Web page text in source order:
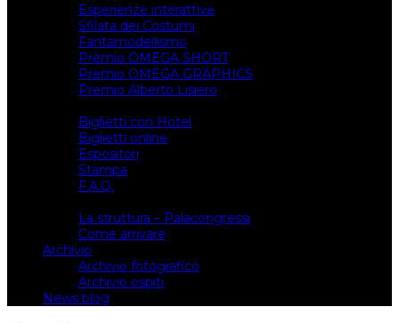
Esperienze interattive
Sfilata dei Costumi
Fantamodellismo
Premio OMEGA SHORT
Premio OMEGA GRAPHICS
Premio Alberto Lisiero
Biglietti con Hotel
Biglietti online
Espositori
Stampa
F.A.Q.
La struttura – Palacongressi
Come arrivare
Archivio
Archivio fotografico
Archivio ospiti
News blog